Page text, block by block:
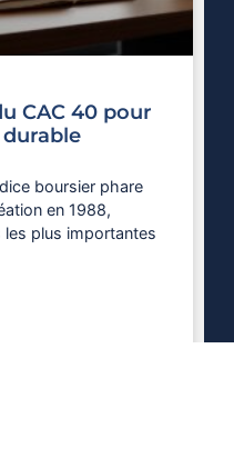
CAC 40 pour
boursier phare
en 1988,
plus importantes